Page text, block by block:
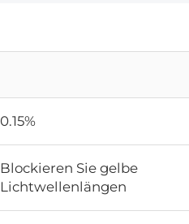
0.15%
Blockieren Sie gelbe
Lichtwellenlängen